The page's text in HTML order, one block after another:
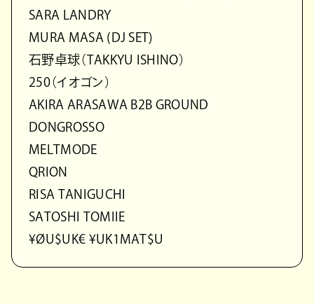
SARA LANDRY
MURA MASA (DJ SET)
石野卓球（TAKKYU ISHINO）
250（イオゴン）
AKIRA ARASAWA B2B GROUND
DONGROSSO
MELTMODE
QRION
RISA TANIGUCHI
SATOSHI TOMIIE
¥ØU$UK€ ¥UK1MAT$U